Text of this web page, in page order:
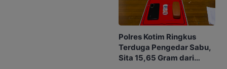
Polres Kotim Ringkus
Terduga Pengedar Sabu,
Sita 15,65 Gram dari